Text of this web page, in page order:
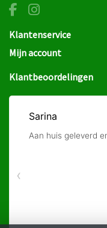
Klantenservice
Mijn account
Klantbeoordelingen